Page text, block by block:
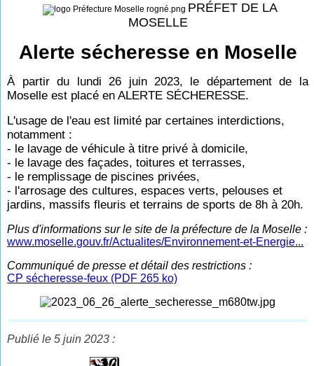
PRÉFET DE LA
MOSELLE
Alerte sécheresse en Moselle
À partir du lundi 26 juin 2023, le département de la
Moselle est placé en ALERTE SÉCHERESSE.
L'usage de l'eau est limité par certaines interdictions,
notamment :
- le lavage de véhicule à titre privé à domicile,
- le lavage des façades, toitures et terrasses,
- le remplissage de piscines privées,
- l'arrosage des cultures, espaces verts, pelouses et
jardins, massifs fleuris et terrains de sports de 8h à 20h.
Plus d'informations sur le site de la préfecture de la Moselle :
www.moselle.gouv.fr/Actualites/Environnement-et-Energie...
Communiqué de presse et détail des restrictions :
CP sécheresse-feux (PDF 265 ko)
Publié le 5 juin 2023 :